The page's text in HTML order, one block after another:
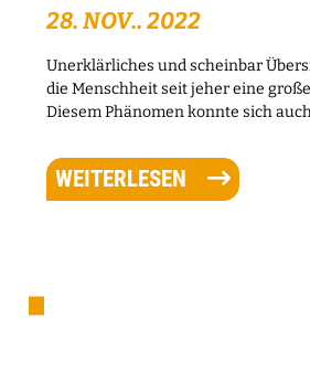
28. NOV.. 2022
Unerklärliches und scheinbar
die Menschheit seit jeher eine
Diesem Phänomen konnte sich
zwölf Jahren das erste Mal mit
kommt, entfacht das seine
Thematik, die bis heute
WEITERLESEN